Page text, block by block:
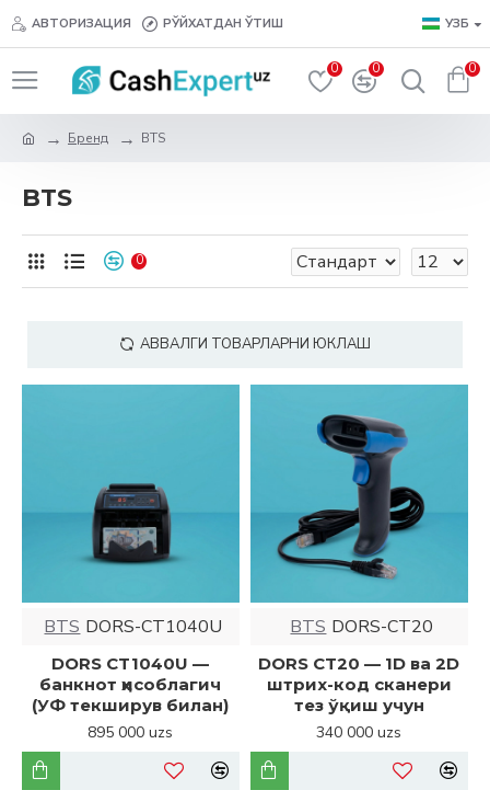
АВТОРИЗАЦИЯ РЎЙХАТДАН ЎТИШ УЗБ
0 0 0
Бренд BTS
BTS
0
АВВАЛГИ ТОВАРЛАРНИ ЮКЛАШ
BTS DORS-CT1040U
DORS CT1040U —
банкнот ҳисоблагич
(УФ текширув билан)
895 000 uzs
BTS DORS-CT20
DORS CT20 — 1D ва 2D
штрих-код сканери
тез ўқиш учун
340 000 uzs